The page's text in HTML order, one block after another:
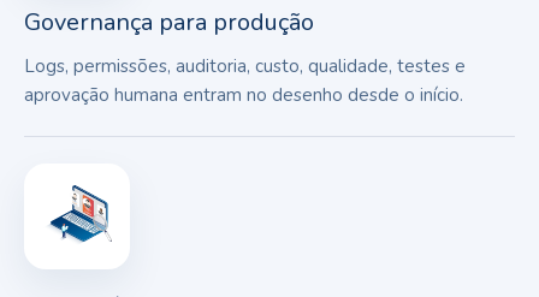
Governança para produção
Logs, permissões, auditoria, custo, qualidade, testes e
aprovação humana entram no desenho desde o início.